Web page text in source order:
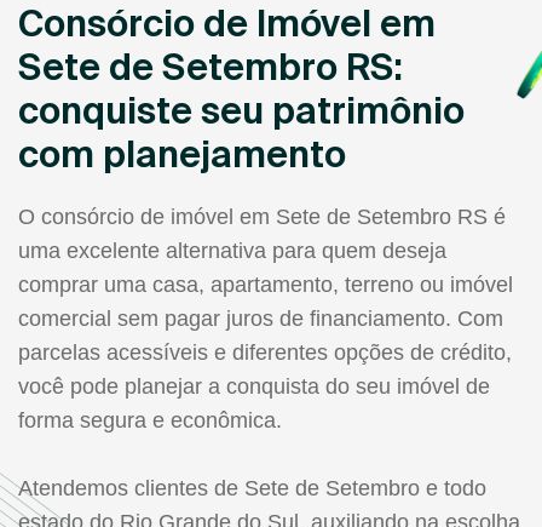
Consórcio de Imóvel em
Sete de Setembro RS:
conquiste seu patrimônio
com planejamento
O consórcio de imóvel em Sete de Setembro RS é
uma excelente alternativa para quem deseja
comprar uma casa, apartamento, terreno ou imóvel
comercial sem pagar juros de financiamento. Com
parcelas acessíveis e diferentes opções de crédito,
você pode planejar a conquista do seu imóvel de
forma segura e econômica.
Atendemos clientes de Sete de Setembro e todo
estado do Rio Grande do Sul, auxiliando na escolha